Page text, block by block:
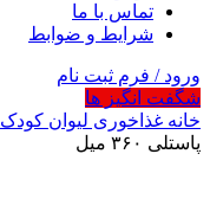
تماس با ما
شرایط و ضوابط
ورود / فرم ثبت نام
شگفت انگیز ها
خانه غذاخوری لیوان کودک
پاستلی ۳۶۰ میل